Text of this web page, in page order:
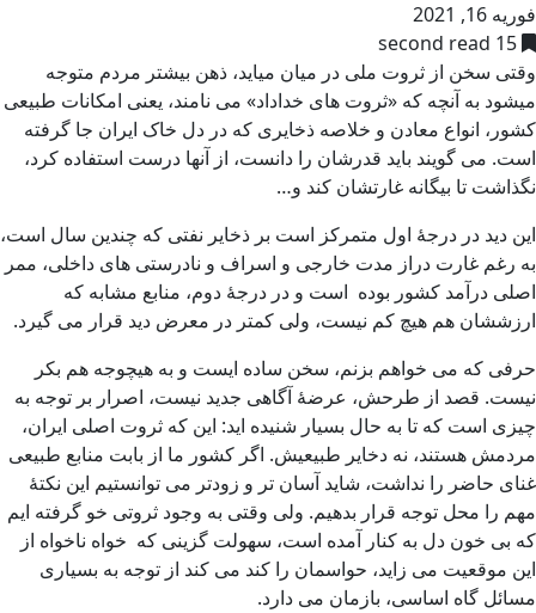
فوریه 16, 2021
15 second read
وقتی سخن از ثروت ملی در میان میاید، ذهن بیشتر مردم متوجه
میشود به آنچه که «ثروت های خداداد» می نامند، یعنی امکانات طبیعی
کشور، انواع معادن و خلاصه ذخایری که در دل خاک ایران جا گرفته
است. می گویند باید قدرشان را دانست، از آنها درست استفاده کرد،
نگذاشت تا بیگانه غارتشان کند و…
این دید در درجۀ اول متمرکز است بر ذخایر نفتی که چندین سال است،
به رغم غارت دراز مدت خارجی و اسراف و نادرستی های داخلی، ممر
اصلی درآمد کشور بوده است و در درجۀ دوم، منابع مشابه که
ارزششان هم هیچ کم نیست، ولی کمتر در معرض دید قرار می گیرد.
حرفی که می خواهم بزنم، سخن ساده ایست و به هیچوجه هم بکر
نیست. قصد از طرحش، عرضۀ آگاهی جدید نیست، اصرار بر توجه به
چیزی است که تا به حال بسیار شنیده اید: این که ثروت اصلی ایران،
مردمش هستند، نه دخایر طبیعیش. اگر کشور ما از بابت منابع طبیعی
غنای حاضر را نداشت، شاید آسان تر و زودتر می توانستیم این نکتۀ
مهم را محل توجه قرار بدهیم. ولی وقتی به وجود ثروتی خو گرفته ایم
که بی خون دل به کنار آمده است، سهولت گزینی که خواه ناخواه از
این موقعیت می زاید، حواسمان را کند می کند از توجه به بسیاری
مسائل گاه اساسی، بازمان می دارد.